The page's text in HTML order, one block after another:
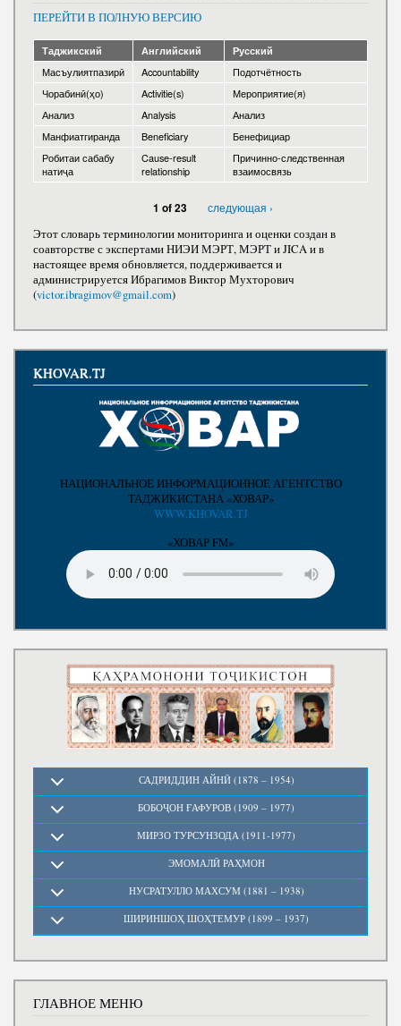
ПЕРЕЙТИ В ПОЛНУЮ ВЕРСИЮ
Таджикский Английский Русский
Масъулиятпазирӣ Accountability
Подотчётность
Чорабинӣ(ҳо)
Activitie(s)
Мероприятие(я)
Анализ
Analysis
Анализ
Манфиатгиранда
Beneficiary
Бенефициар
Робитаи сабабу
натиҷа
Cause-result
relationship
Причинно-следственная
взаимосвязь
1 of 23
следующая ›
Этот словарь терминологии мониторинга и оценки создан в
соавторстве с экспертами НИЭИ МЭРТ, МЭРТ и JICA и в
настоящее время обновляется, поддерживается и
администрируется Ибрагимов Виктор Мухторович
(victor.ibragimov@gmail.com)
KHOVAR.TJ
НАЦИОНАЛЬНОЕ ИНФОРМАЦИОННОЕ АГЕНТСТВО
ТАДЖИКИСТАНА «ХОВАР»
WWW.KHOVAR.TJ
«ХОВАР FM»
САДРИДДИН АЙНӢ (1878 – 1954)
БОБОҶОН ҒАФУРОВ (1909 – 1977)
МИРЗО ТУРСУНЗОДА (1911-1977)
ЭМОМАЛӢ РАҲМОН
НУСРАТУЛЛО МАХСУМ (1881 – 1938)
ШИРИНШОҲ ШОҲТЕМУР (1899 – 1937)
ГЛАВНОЕ МЕНЮ